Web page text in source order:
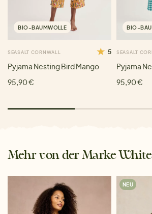
BIO-BAUMWOLLE
SEASALT CORNWALL 5
Pyjama Nesting Bird Mango
95,90 €
BIO-
SEASALT
Pyjama
95,90 €
Mehr von der Marke
NEU